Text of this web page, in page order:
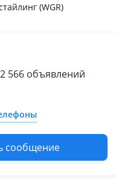
(WGR)
566 объявлений
сообщение